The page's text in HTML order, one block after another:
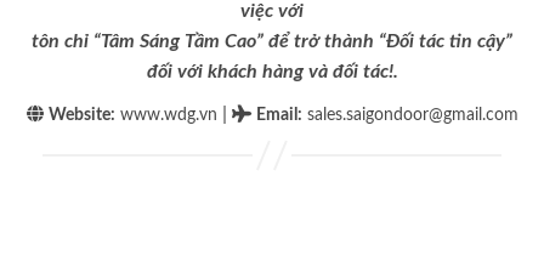
việc với
tôn chỉ “Tâm Sáng Tầm Cao” để trở thành “Đối tác tin cậy”
đối với khách hàng và đối tác!.
Website: www.wdg.vn Email : sales.saigondoor@gmail.com